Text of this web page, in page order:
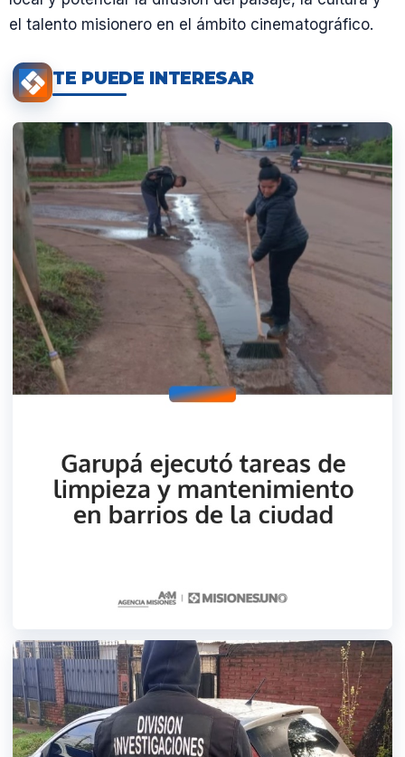
el talento misionero en el ámbito cinematográfico.
TE PUEDE INTERESAR